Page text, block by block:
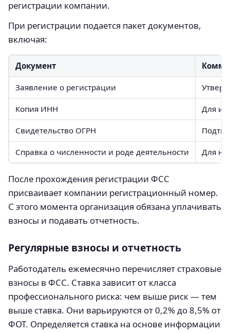
регистрации компании.
При регистрации подается пакет документов,
включая:
Документ
Заявление о регистрации
Копия ИНН Для
Свидетельство ОГРН
Справка о численности и роде деятельности Для
После прохождения регистрации ФСС
присваивает компании регистрационный номер.
С этого момента организация обязана уплачивать
взносы и подавать отчетность.
Регулярные взносы и отчетность
Работодатель ежемесячно перечисляет страховые
взносы в ФСС. Ставка зависит от класса
профессионального риска: чем выше риск — тем
выше ставка. Они варьируются от 0,2% до 8,5% от
ФОТ. Определяется ставка на основе информации